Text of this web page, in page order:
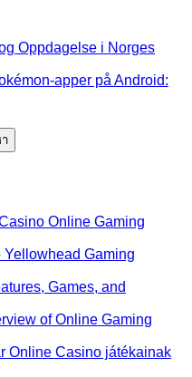
Oppdagelse i Norges
apper på Android:
Online Gaming
Gaming
Games, and
of Online Gaming
Online Casino játékainak